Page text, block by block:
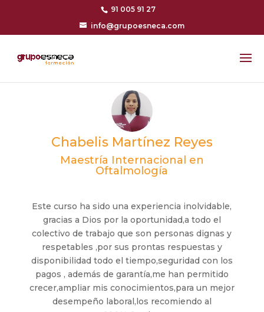
91 005 91 27
info@grupoesneca.com
Chabelis Martínez Reyes
Maestría Internacional en
Oftalmología
Este curso ha sido una experiencia inolvidable,
gracias a Dios por la oportunidad,a todo el
colectivo de trabajo que son personas dignas y
respetables ,por sus prontas respuestas y
disponibilidad todo el tiempo,seguridad con los
pagos , además de garantía,me han permitido
crecer,ampliar mis conocimientos,para un mejor
desempeño laboral,los recomiendo al